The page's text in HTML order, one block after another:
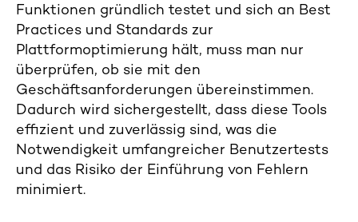
Funktionen gründlich testet und sich an Best
Practices und Standards zur
Plattformoptimierung hält, muss man nur
überprüfen, ob sie mit den
Geschäftsanforderungen übereinstimmen.
Dadurch wird sichergestellt, dass diese Tools
effizient und zuverlässig sind, was die
Notwendigkeit umfangreicher Benutzertests
und das Risiko der Einführung von Fehlern
minimiert.